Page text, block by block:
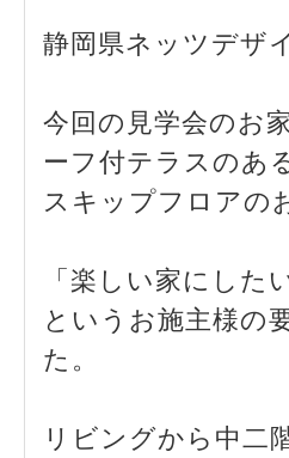
静岡県ネッツデザ
今回の見学会のお
ーフ付テラスのあ
スキップフロアの
「楽しい家にした
というお施主様の
た。
リビングから中二